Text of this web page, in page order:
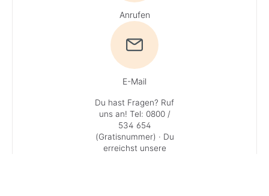
Anrufen
E-Mail
Du hast Fragen? Ruf
uns an! Tel: 0800 /
534 654
(Gratisnummer) · Du
erreichst unsere